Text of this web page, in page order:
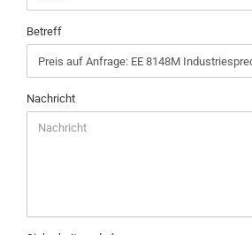
NACHRICHT
Betreff
Nachricht